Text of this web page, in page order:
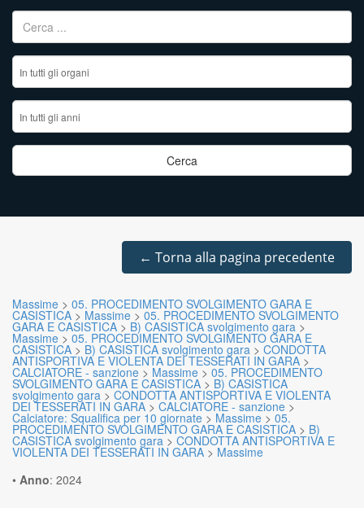
Ricerca per:
← Torna alla pagina precedente
Massime > 05. PROCEDIMENTO SVOLGIMENTO GARA E
CASISTICA > Massime > 05. PROCEDIMENTO SVOLGIMENTO
GARA E CASISTICA > B) CASISTICA svolgimento gara >
Massime > 05. PROCEDIMENTO SVOLGIMENTO GARA E
CASISTICA > B) CASISTICA svolgimento gara > CONDOTTA
ANTISPORTIVA E VIOLENTA DEI TESSERATI IN GARA >
CALCIATORE - sanzione > Massime > 05. PROCEDIMENTO
SVOLGIMENTO GARA E CASISTICA > B) CASISTICA
svolgimento gara > CONDOTTA ANTISPORTIVA E VIOLENTA
DEI TESSERATI IN GARA > CALCIATORE - sanzione >
Calciatore: Squalifica per 10 giornate > Massime > 05.
PROCEDIMENTO SVOLGIMENTO GARA E CASISTICA > B)
CASISTICA svolgimento gara > CONDOTTA ANTISPORTIVA E
VIOLENTA DEI TESSERATI IN GARA > Massime
• Anno: 2024